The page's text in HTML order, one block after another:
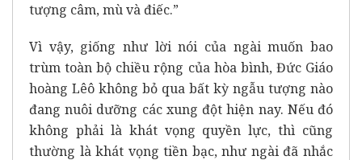
tượng câm, mù và điếc.”
Vì vậy, giống như lời nói của ngài muốn bao
trùm toàn bộ chiều rộng của hòa bình, Đức Giáo
hoàng Lêô không bỏ qua bất kỳ ngẫu tượng nào
đang nuôi dưỡng các xung đột hiện nay. Nếu đó
không phải là khát vọng quyền lực, thì cũng
thường là khát vọng tiền bạc, như ngài đã nhắc